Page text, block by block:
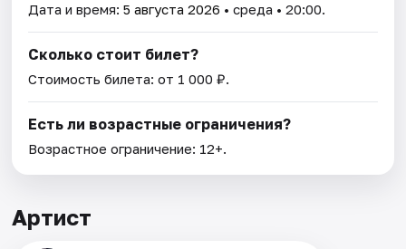
Дата и время:5 августа 2026 • среда • 20:00.
Сколько стоит билет?
Стоимость билета: от 1 000 ₽.
Есть ли возрастные ограничения?
Возрастное ограничение: 12+.
Артист